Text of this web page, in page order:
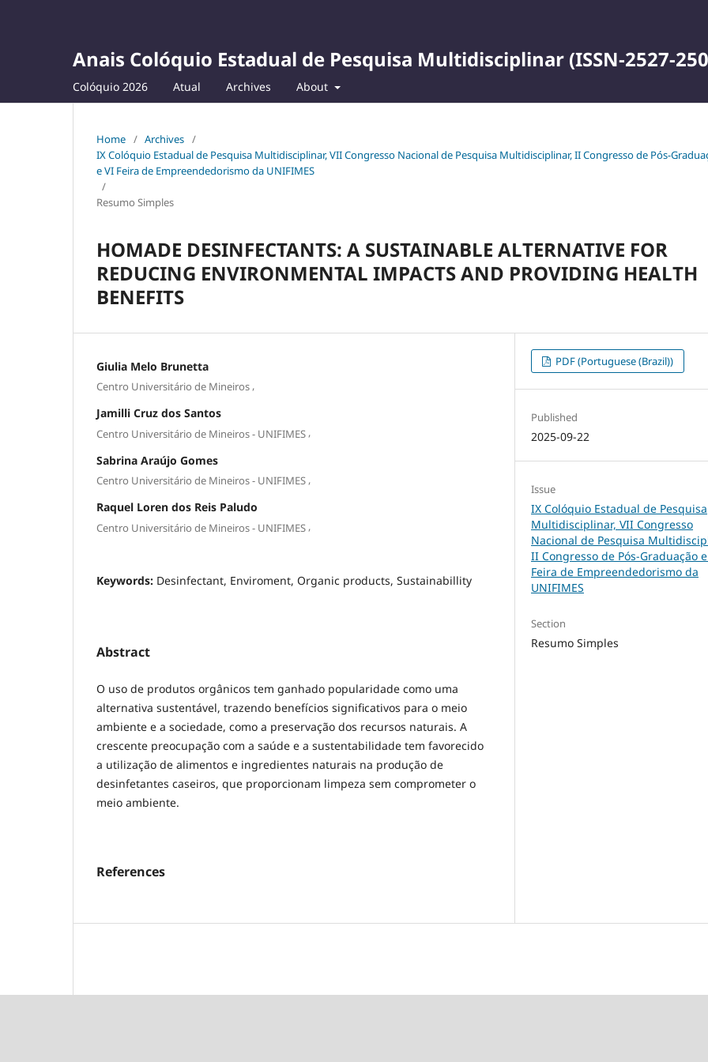
Anais Colóquio Estadual de Pesquisa Multidisciplinar (ISSN-2527-
Colóquio 2026 Atual Archives About
Home / Archives /
IX Colóquio Estadual de Pesquisa Multidisciplinar, VII Congresso Nacional de Pesquisa Multidisciplinar, II Congresso de Pós-
e VI Feira de Empreendedorismo da UNIFIMES
/
Resumo Simples
HOMADE DESINFECTANTS: A SUSTAINABLE ALTERNATIVE FOR
REDUCING ENVIRONMENTAL IMPACTS AND PROVIDING HEALTH
BENEFITS
Giulia Melo Brunetta
Centro Universitário de Mineiros ,
Jamilli Cruz dos Santos
Centro Universitário de Mineiros - UNIFIMES ,
Sabrina Araújo Gomes
Centro Universitário de Mineiros - UNIFIMES ,
Raquel Loren dos Reis Paludo
Centro Universitário de Mineiros - UNIFIMES ,
Keywords: Desinfectant, Enviroment, Organic products, Sustainabillity
Abstract
O uso de produtos orgânicos tem ganhado popularidade como uma
alternativa sustentável, trazendo benefícios significativos para o meio
ambiente e a sociedade, como a preservação dos recursos naturais. A
crescente preocupação com a saúde e a sustentabilidade tem favorecido
a utilização de alimentos e ingredientes naturais na produção de
desinfetantes caseiros, que proporcionam limpeza sem comprometer o
meio ambiente.
References
PDF (Portuguese (Brazil))
Published
2025-09-22
Issue
IX Colóquio Estadual de Pesquisa
Multidisciplinar, VII Congresso
Nacional de Pesquisa
II Congresso de Pós-Graduação
Feira de Empreendedorismo da
UNIFIMES
Section
Resumo Simples